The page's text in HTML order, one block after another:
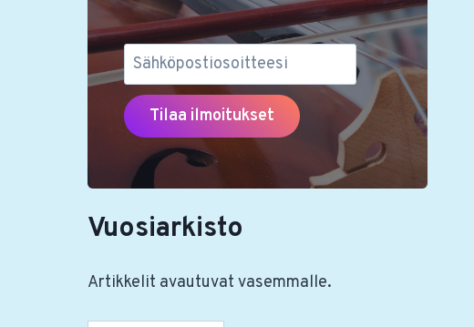
Vuosiarkisto
Artikkelit avautuvat vasemmalle.